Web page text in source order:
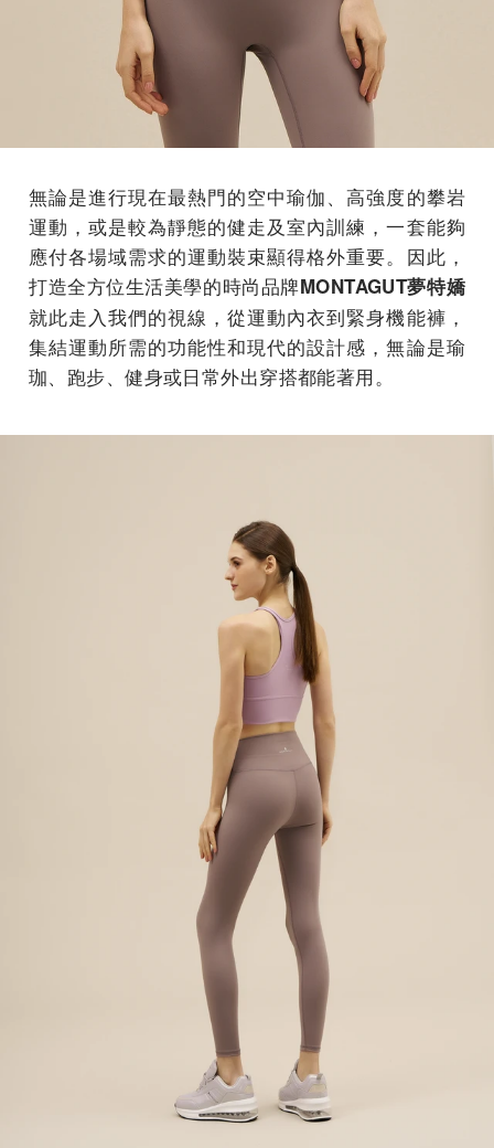
無論是進行現在最熱門的空中瑜伽、高強度的攀岩
運動，或是較為靜態的健走及室內訓練，一套能夠
應付各場域需求的運動裝束顯得格外重要。因此，
打造全方位生活美學的時尚品牌MONTAGUT夢特嬌
就此走入我們的視線，從運動內衣到緊身機能褲，
集結運動所需的功能性和現代的設計感，無論是瑜
珈、跑步、健身或日常外出穿搭都能著用。